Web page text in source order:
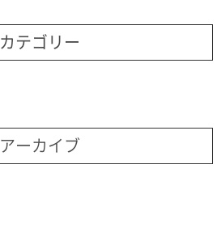
カテゴリー
アーカイブ